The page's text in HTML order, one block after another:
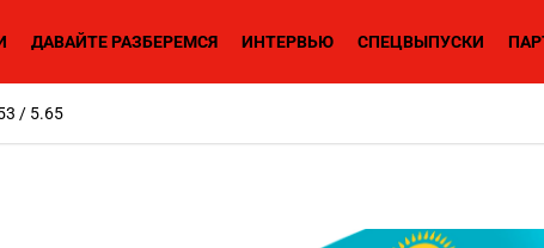
ДАВАЙТЕ РАЗБЕРЕМСЯ ИНТЕРВЬЮ СПЕЦВЫПУСКИ
/ 5.65